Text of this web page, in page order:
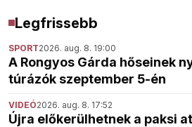
Legfrissebb
SPORT2026. aug. 8. 19:00
A Rongyos Gárda hőseinek
túrázók szeptember 5-én
VIDEÓ2026. aug. 8. 17:52
Újra előkerülhetnek a paksi